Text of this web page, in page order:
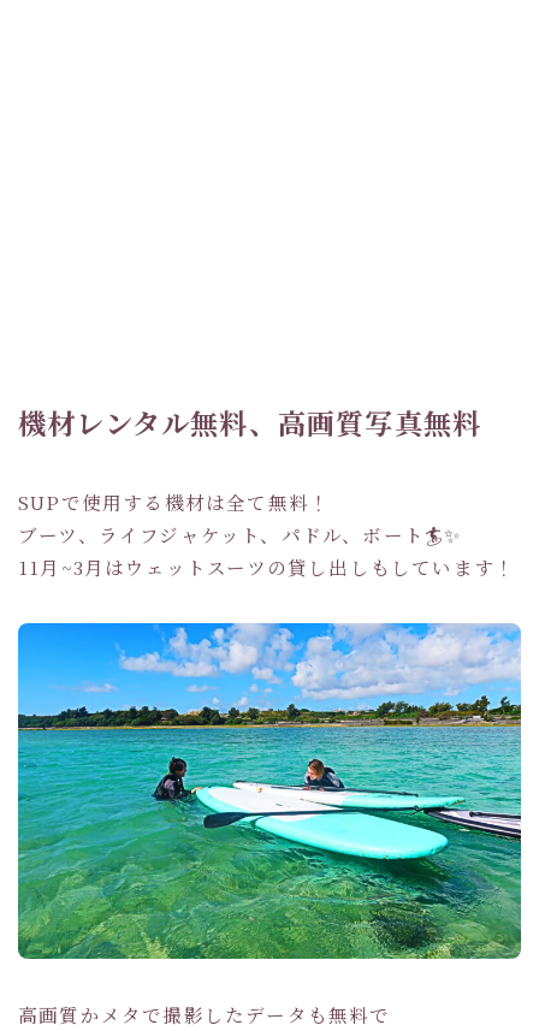
機材レンタル無料、高画質写真無料
SUPで使用する機材は全て無料！
ブーツ、ライフジャケット、パドル、ボート🏄✨
11月~3月はウェットスーツの貸し出しもしています！
高画質かメタで撮影したデータも無料で